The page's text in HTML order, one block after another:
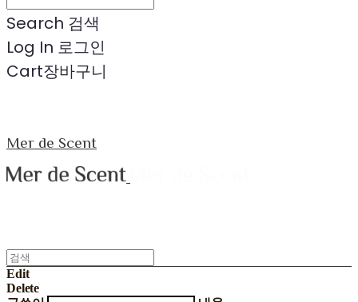
Search 검색
Log In 로그인
Cart장바구니
Mer de Scent
Edit
Delete